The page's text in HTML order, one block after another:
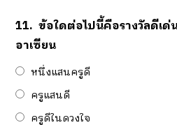
11. ข้อใดต่อไปนี้คือรางวัลดีเ
อาเซียน
หนึ่งแสนครูดี
ครูแสนดี
ครูดีในดวงใจ